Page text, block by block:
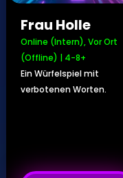
Frau Holle
Online (Intern),Vor Ort
(Offline) | 4-8+
Ein Würfelspiel mit
verbotenen Worten.